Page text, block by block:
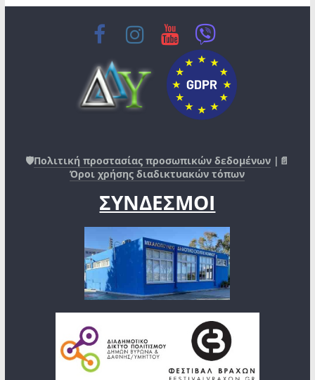
🛡️Πολιτική προστασίας προσωπικών δεδομένων |📄
Όροι χρήσης διαδικτυακών τόπων
ΣΥΝΔΕΣΜΟΙ